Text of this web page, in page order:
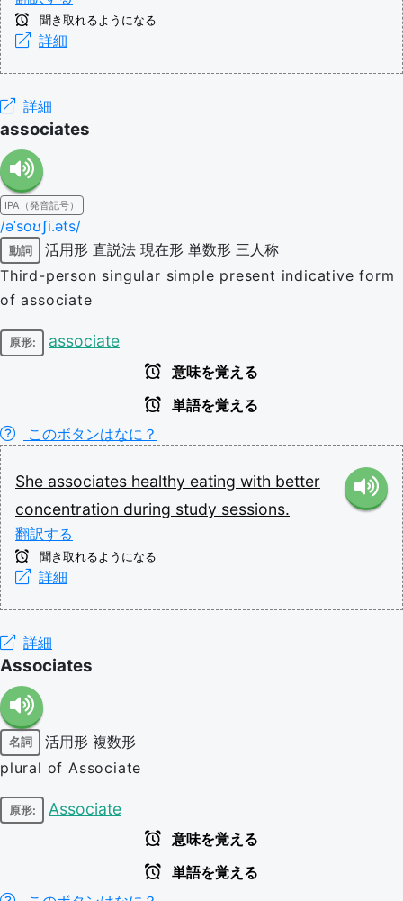
聞き取れるようになる
詳細
詳細
associates
IPA（発音記号）
/əˈsoʊʃi.əts/
動詞 活用形 直説法 現在形 単数形 三人称
Third-person singular simple present indicative form
of associate
原形: associate
意味を覚える
単語を覚える
このボタンはなに？
She associates healthy eating with better
concentration during study sessions.
翻訳する
聞き取れるようになる
詳細
詳細
Associates
名詞 活用形 複数形
plural of Associate
原形: Associate
意味を覚える
単語を覚える